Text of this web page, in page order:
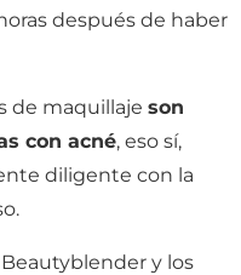
después de haber
de maquillaje son
con acné, eso sí,
diligente con la
y los